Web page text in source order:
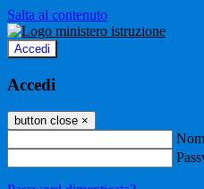
Salta al contenuto
Accedi
Accedi
button close ×